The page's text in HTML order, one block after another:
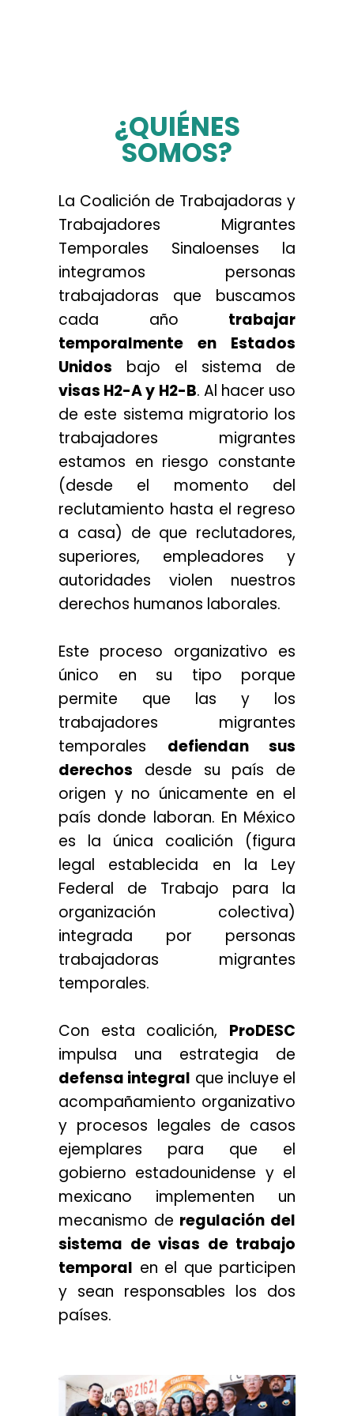
¿QUIÉNES
SOMOS?
La Coalición de Trabajadoras y
Trabajadores Migrantes
Temporales Sinaloenses la
integramos personas
trabajadoras que buscamos
cada año trabajar
temporalmente en Estados
Unidos bajo el sistema de
visas H2-A y H2-B. Al hacer uso
de este sistema migratorio los
trabajadores migrantes
estamos en riesgo constante
(desde el momento del
reclutamiento hasta el regreso
a casa) de que reclutadores,
superiores, empleadores y
autoridades violen nuestros
derechos humanos laborales.
Este proceso organizativo es
único en su tipo porque
permite que las y los
trabajadores migrantes
temporales defiendan sus
derechos desde su país de
origen y no únicamente en el
país donde laboran. En México
es la única coalición (figura
legal establecida en la Ley
Federal de Trabajo para la
organización colectiva)
integrada por personas
trabajadoras migrantes
temporales.
Con esta coalición, ProDESC
impulsa una estrategia de
defensa integral que incluye el
acompañamiento organizativo
y procesos legales de casos
ejemplares para que el
gobierno estadounidense y el
mexicano implementen un
mecanismo de regulación del
sistema de visas de trabajo
temporal en el que participen
y sean responsables los dos
países.